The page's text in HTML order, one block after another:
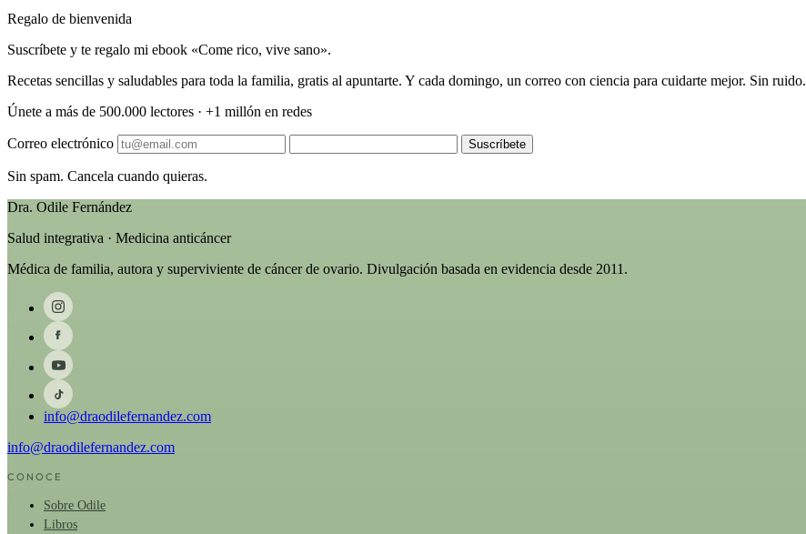
Regalo de bienvenida
Suscríbete y te regalo mi ebook «Come rico, vive sano».
Recetas sencillas y saludables para toda la familia, gratis al apuntarte. Y cada domingo, un correo con ciencia para cuidarte mejor. Sin ruido.
Únete a más de 500.000 lectores · +1 millón en redes
Correo electrónico Suscríbete
Sin spam. Cancela cuando quieras.
Dra. Odile Fernández
Salud integrativa · Medicina anticáncer
Médica de familia, autora y superviviente de cáncer de ovario. Divulgación basada en evidencia desde 2011.
info@draodilefernandez.com
info@draodilefernandez.com
CONOCE
Sobre Odile
Libros